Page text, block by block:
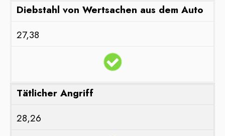
Diebstahl von Wertsachen aus dem Auto
27,38
Tätlicher Angriff
28,26